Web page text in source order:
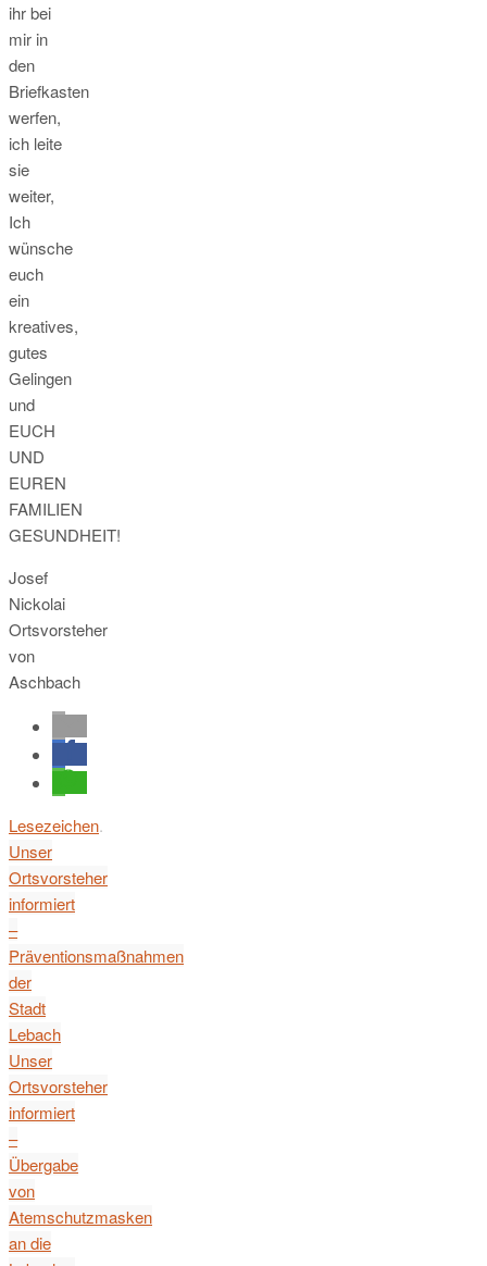
ihr bei
mir in
den
Briefkasten
werfen,
ich leite
sie
weiter,
Ich
wünsche
euch
ein
kreatives,
gutes
Gelingen
und
EUCH
UND
EUREN
FAMILIEN
GESUNDHEIT!
Josef
Nickolai
Ortsvorsteher
von
Aschbach
Lesezeichen.
Unser
Ortsvorsteher
informiert
–
Präventionsmaßnahmen
der
Stadt
Lebach
Unser
Ortsvorsteher
informiert
–
Übergabe
von
Atemschutzmasken
an die